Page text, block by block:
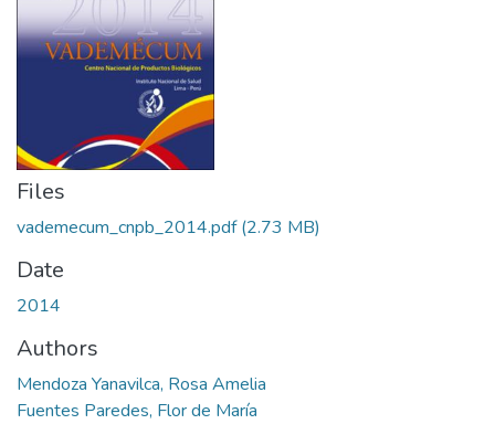
Files
vademecum_cnpb_2014.pdf(2.73 MB)
Date
2014
Authors
Mendoza Yanavilca, Rosa Amelia
Fuentes Paredes, Flor de María